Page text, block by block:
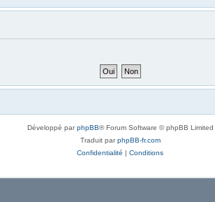
Développé parphpBB® Forum Software © phpBB Limited
Traduit parphpBB-fr.com
Confidentialité | Conditions